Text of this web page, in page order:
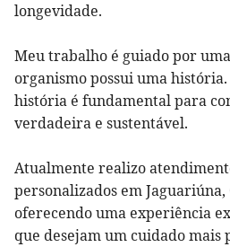
longevidade.
Meu trabalho é guiado por
organismo possui uma
história é fundamental para
verdadeira e sustentável.
Atualmente realizo
personalizados em Jaguariúna,
oferecendo uma experiência
que desejam um cuidado